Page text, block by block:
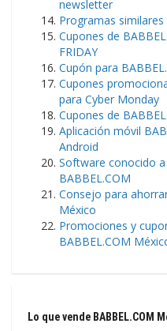
newsletter
Programas similares
Cupones de
FRIDAY
Cupón para
Cupones
para Cyber Monday
Cupones de
Aplicación móvil
Android
Software conocido
BABBEL.COM
Consejo para
México
Promociones y
BABBEL.COM
Lo que vende BABBEL.COM